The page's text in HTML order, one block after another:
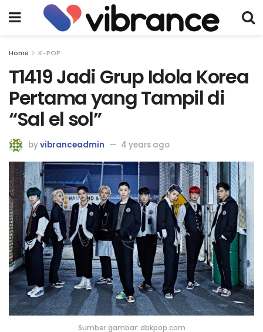
Home K-POP
T1419 Jadi Grup Idola Korea
Pertama yang Tampil di
“Sal el sol”
byvibranceadmin 4 years ago
Sumber gambar: dbkpop.com